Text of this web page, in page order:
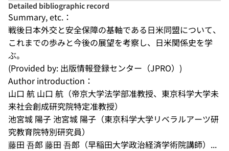
Detailed bibliographic record
Summary, etc.：
戦後日本外交と安全保障の基軸である日米同盟について、
これまでの歩みと今後の展望を考察し、日米関係史を学
ぶ。
(Provided by: 出版情報登録センター（JPRO）)
Author introduction：
山口 航 山口 航（帝京大学法学部准教授、東京科学大学未
来社会創成研究院特定准教授）
池宮城 陽子 池宮城 陽子（東京科学大学リベラルアーツ研
究教育院特別研究員）
藤田 吾郎 藤田 吾郎（早稲田大学政治経済学術院講師）...